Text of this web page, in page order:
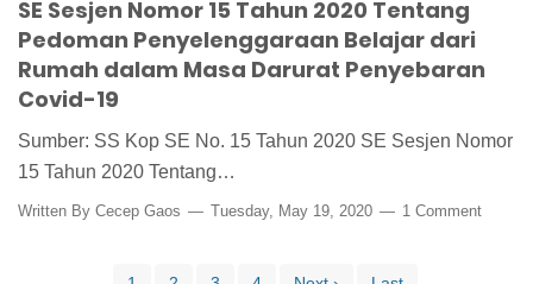
SE Sesjen Nomor 15 Tahun 2020 Tentang
Pedoman Penyelenggaraan Belajar dari
Rumah dalam Masa Darurat Penyebaran
Covid-19
Sumber: SS Kop SE No. 15 Tahun 2020 SE Sesjen Nomor
15 Tahun 2020 Tentang…
Written By Cecep Gaos Tuesday, May 19, 2020 1 Comment